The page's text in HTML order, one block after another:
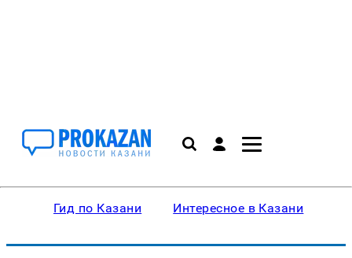
Гид по Казани Интересное в Казани